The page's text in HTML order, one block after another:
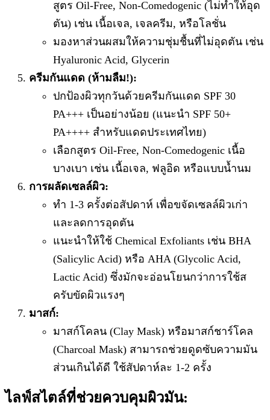
สูตร Oil-Free, Non-Comedogenic (ไม่ทำให้อุด
ตัน) เช่น เนื้อเจล, เจลครีม, หรือโลชั่น
มองหาส่วนผสมให้ความชุ่มชื้นที่ไม่อุดตัน เช่น
Hyaluronic Acid, Glycerin
ครีมกันแดด (ห้ามลืม!):
ปกป้องผิวทุกวันด้วยครีมกันแดด SPF 30
PA+++ เป็นอย่างน้อย (แนะนำ SPF 50+
PA++++ สำหรับแดดประเทศไทย)
เลือกสูตร Oil-Free, Non-Comedogenic เนื้อ
บางเบา เช่น เนื้อเจล, ฟลูอิด หรือแบบน้ำนม
การผลัดเซลล์ผิว:
ทำ 1-3 ครั้งต่อสัปดาห์ เพื่อขจัดเซลล์ผิวเก่า
และลดการอุดตัน
แนะนำให้ใช้ Chemical Exfoliants เช่น BHA
(Salicylic Acid) หรือ AHA (Glycolic Acid,
Lactic Acid) ซึ่งมักจะอ่อนโยนกว่าการใช้ส
ครับขัดผิวแรงๆ
มาสก์:
มาสก์โคลน (Clay Mask) หรือมาสก์ชาร์โคล
(Charcoal Mask) สามารถช่วยดูดซับความมัน
ส่วนเกินได้ดี ใช้สัปดาห์ละ 1-2 ครั้ง
ไลฟ์สไตล์ที่ช่วยควบคุมผิวมัน: